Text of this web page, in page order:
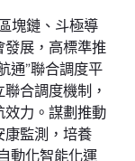
塊鏈、斗極導
展，高標準推
通”聯合調度平
合調度機制，
力。謀劃推動
康監測，培養
動化智能化運